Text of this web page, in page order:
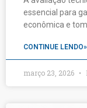
essencial para
econômica e
CONTINUE LENDO»
março 23, 2026